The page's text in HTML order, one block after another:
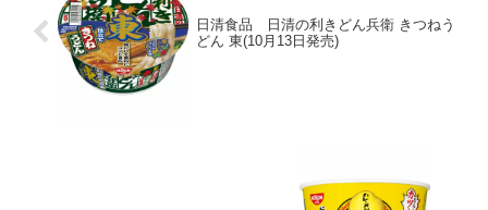
日清食品 日清の利きどん兵衛 きつねう
どん 東(10月13日発売)